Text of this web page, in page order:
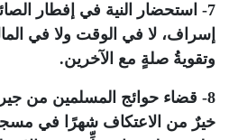
7- استحضار النية في إفطار
إسراف، لا في الوقت ولا في
وتقويةُ صلةٍ مع الآخرين.
8- قضاء حوائج المسلمين من
خيرٌ من الاعتكاف شهرًا في